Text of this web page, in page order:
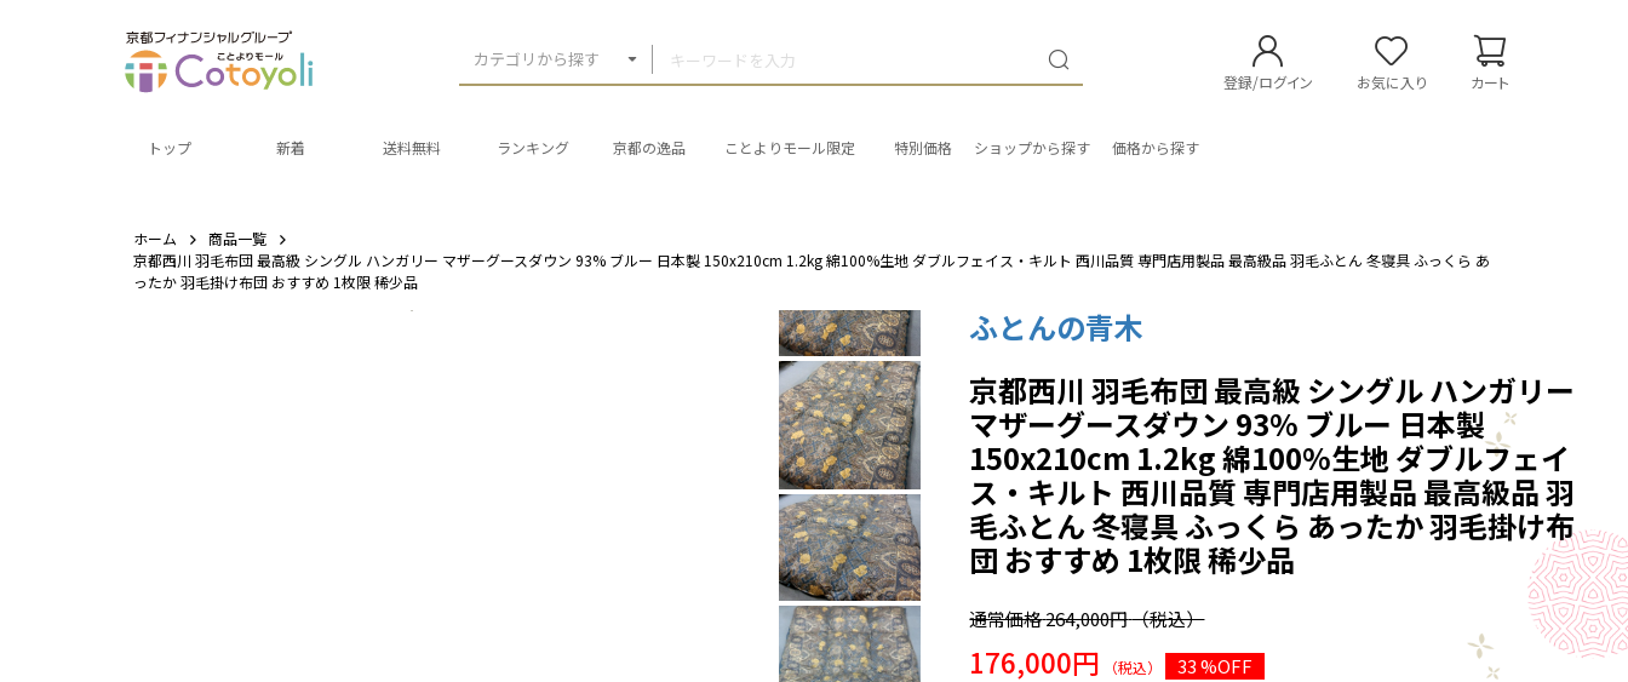
カテゴリから探す
登録/ログイン お気に入り カート
トップ 新着 送料無料 ランキング 京都の逸品 ことよりモール限定 特別価格 ショップから探す 価格から探す
ホーム
商品一覧
京都西川 羽毛布団 最高級 シングル ハンガリー マザーグースダウン 93% ブルー 日本製 150x210cm 1.2kg 綿100%生地 ダブルフェイス・キルト 西川品質 専門店用製品 最高級品 羽毛ふとん 冬寝具 ふっくら あ
ったか 羽毛掛け布団 おすすめ 1枚限 稀少品
ふとんの青木
京都西川 羽毛布団 最高級 シングル ハンガリー
マザーグースダウン 93% ブルー 日本製
150x210cm 1.2kg 綿100%生地 ダブルフェイ
ス・キルト 西川品質 専門店用製品 最高級品 羽
毛ふとん 冬寝具 ふっくら あったか 羽毛掛け布
団 おすすめ 1枚限 稀少品
通常価格264,000円（税込）
176,000円 （税込） 33 %OFF